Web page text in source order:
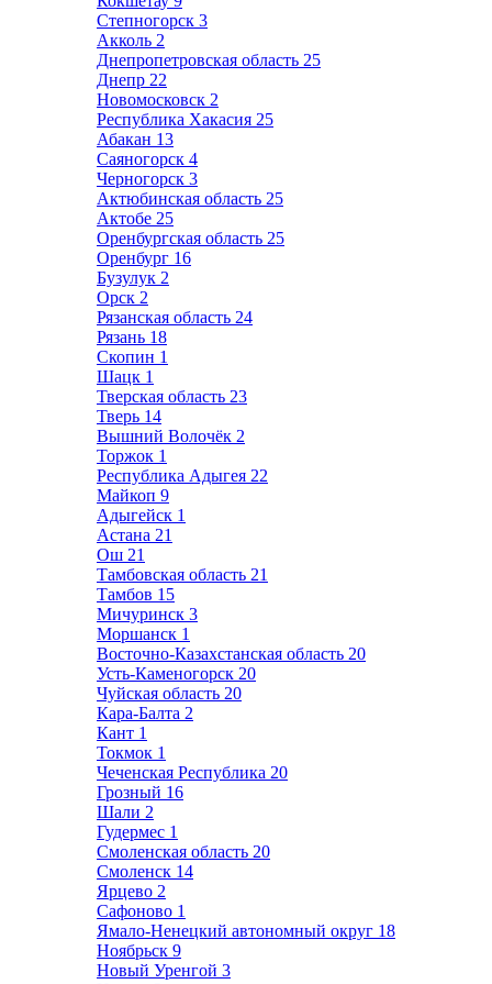
Степногорск 3
Акколь 2
Днепропетровская область 25
Днепр 22
Новомосковск 2
Республика Хакасия 25
Абакан 13
Саяногорск 4
Черногорск 3
Актюбинская область 25
Актобе 25
Оренбургская область 25
Оренбург 16
Бузулук 2
Орск 2
Рязанская область 24
Рязань 18
Скопин 1
Шацк 1
Тверская область 23
Тверь 14
Вышний Волочёк 2
Торжок 1
Республика Адыгея 22
Майкоп 9
Адыгейск 1
Астана 21
Ош 21
Тамбовская область 21
Тамбов 15
Мичуринск 3
Моршанск 1
Восточно-Казахстанская область 20
Усть-Каменогорск 20
Чуйская область 20
Кара-Балта 2
Кант 1
Токмок 1
Чеченская Республика 20
Грозный 16
Шали 2
Гудермес 1
Смоленская область 20
Смоленск 14
Ярцево 2
Сафоново 1
Ямало-Ненецкий автономный округ 18
Ноябрьск 9
Новый Уренгой 3